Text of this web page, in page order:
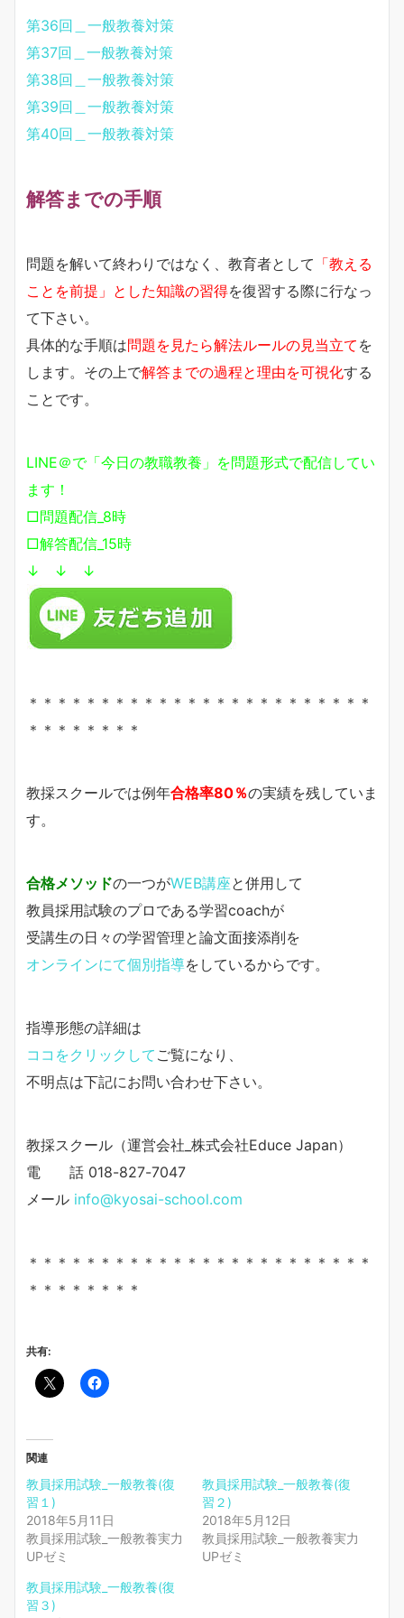
第36回＿一般教養対策
第37回＿一般教養対策
第38回＿一般教養対策
第39回＿一般教養対策
第40回＿一般教養対策
解答までの手順
問題を解いて終わりではなく、教育者として 「教える
ことを前提」とした知識の習得を復習する際に行なっ
て下さい。
具体的な手順は問題を見たら解法ルールの見当立て を
します。その上で解答までの過程と理由を可視化する
ことです。
LINE＠で「今日の教職教養」を問題形式で配信してい
ます！
□問題配信_8時
□解答配信_15時
↓ ↓ ↓
＊＊＊＊＊＊＊＊＊＊＊＊＊＊＊＊＊＊＊＊＊＊＊＊
＊＊＊＊＊＊＊＊
教採スクールでは例年合格率80％の実績を残していま
す。
合格メソッドの一つがWEB講座と併用して
教員採用試験のプロである学習coachが
受講生の日々の学習管理と論文面接添削を
オンラインにて個別指導をしているからです。
指導形態の詳細は
ココをクリックして ご覧になり、
不明点は下記にお問い合わせ下さい。
教採スクール（運営会社_株式会社Educe Japan）
電 話 018-827-7047
メール info@kyosai-school.com
＊＊＊＊＊＊＊＊＊＊＊＊＊＊＊＊＊＊＊＊＊＊＊＊
＊＊＊＊＊＊＊＊
共有:
関連
教員採用試験_一般教養(復
習１)
2018年5月11日
教員採用試験_一般教養実力
UPゼミ
教員採用試験_一般教養(復
習２)
2018年5月12日
教員採用試験_一般教養実力
UPゼミ
教員採用試験_一般教養(復
習３)